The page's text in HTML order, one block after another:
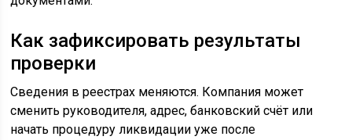
Как зафиксировать результаты
проверки
Сведения в реестрах меняются. Компания может
сменить руководителя, адрес, банковский счёт или
начать процедуру ликвидации уже после